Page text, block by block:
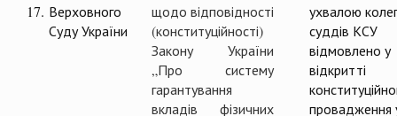
17. Верховного
Суду України
щодо відповідності
(конституційності)
Закону України
„Про систему
гарантування
вкладів фізичних
ухвалою
суддів КСУ
відмовлено у
відкритті
провадження